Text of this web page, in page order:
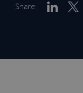
Share: